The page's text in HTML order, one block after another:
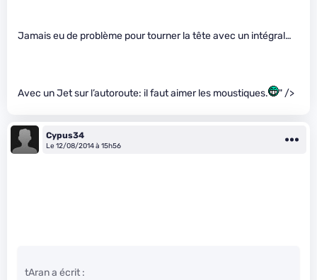
Jamais eu de problème pour tourner la tête avec un intégral…
Avec un Jet sur l’autoroute: il faut aimer les moustiques. " />
Cypus34
Le 12/08/2014 à 15h56
tAran a écrit :